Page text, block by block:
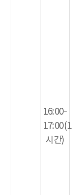
16:00-
17:00(1
시간)